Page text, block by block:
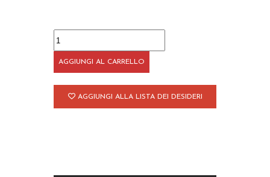
fioretti
di
san
AGGIUNGI AL CARRELLO
AGGIUNGI ALLA LISTA DEI DESIDERI